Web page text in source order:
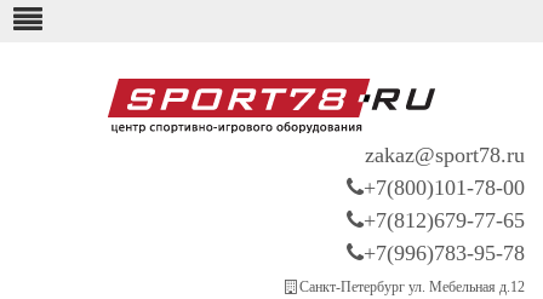
zakaz@sport78.ru
+7(800)101-78-00
+7(812)679-77-65
+7(996)783-95-78
Санкт-Петербург ул. Мебельная д.12